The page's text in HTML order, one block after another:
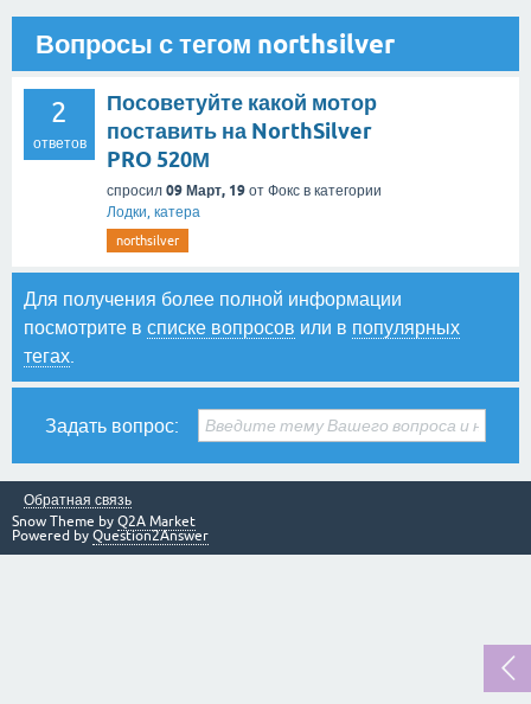
Вопросы с тегом northsilver
2
ответов
Посоветуйте какой мотор
поставить на NorthSilver
PRO 520М
спросил 09 Март, 19 от Фокс в категории
Лодки, катера
northsilver
Для получения более полной информации
посмотрите в списке вопросов или в популярных
тегах
Задать вопрос:
Обратная связь
Snow Theme by Q2A Market
Powered by Question2Answer